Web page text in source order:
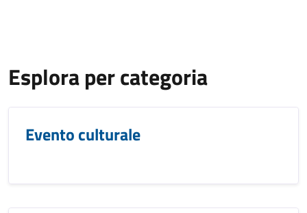
Esplora per categoria
Evento culturale